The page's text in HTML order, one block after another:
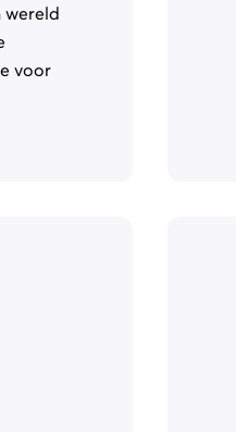
wereld
voor